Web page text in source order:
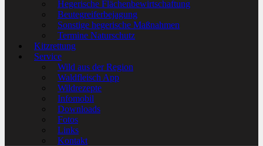
Hegerische Flächenbewirtschaftung
Beutegreiferbejagung
Sonstige hegerische Maßnahmen
Termine Naturschutz
Kitzrettung
Service
Wild aus der Region
Waldfleisch App
Wildrezepte
Infomobil
Downloads
Fotos
Links
Kontakt